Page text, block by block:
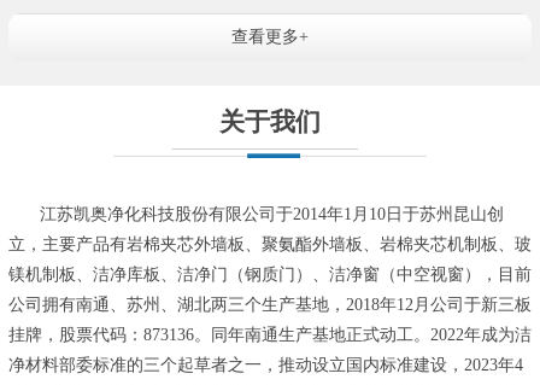
查看更多+
关于我们
江苏凯奥净化科技股份有限公司于2014年1月10日于苏州昆山创
立，主要产品有岩棉夹芯外墙板、聚氨酯外墙板、岩棉夹芯机制板、玻
镁机制板、洁净库板、洁净门（钢质门）、洁净窗（中空视窗），目前
公司拥有南通、苏州、湖北两三个生产基地，2018年12月公司于新三板
挂牌，股票代码：873136。同年南通生产基地正式动工。2022年成为洁
净材料部委标准的三个起草者之一，推动设立国内标准建设，2023年4